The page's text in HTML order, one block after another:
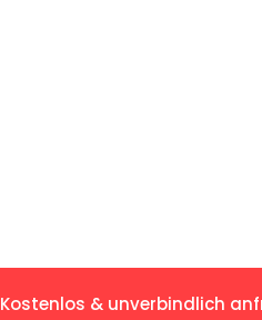
Kostenlos & unverbindlich